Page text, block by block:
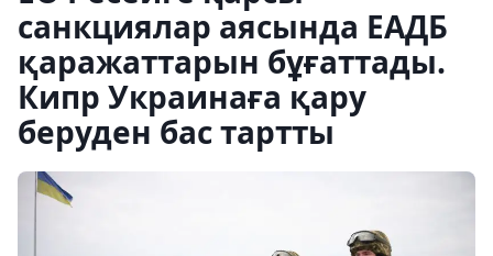
санкциялар аясында ЕАДБ
қаражаттарын бұғаттады.
Кипр Украинаға қару
беруден бас тартты